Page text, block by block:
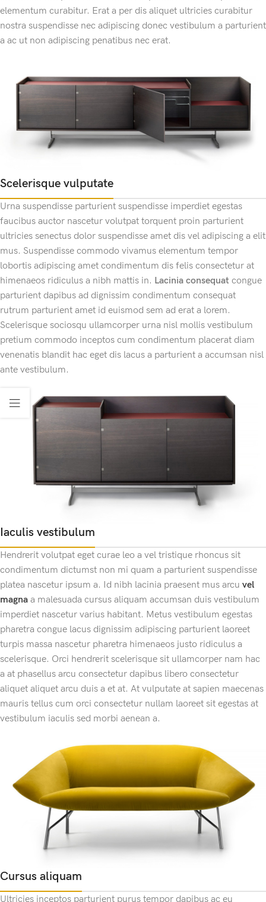
elementum curabitur. Erat a per dis aliquet ultricies curabitur
nostra suspendisse nec adipiscing donec vestibulum a parturient
a ac ut non adipiscing penatibus nec erat.
Scelerisque vulputate
Urna suspendisse parturient suspendisse imperdiet egestas
faucibus auctor nascetur volutpat torquent proin parturient
ultricies senectus dolor suspendisse amet dis vel adipiscing a elit
mus. Suspendisse commodo vivamus elementum tempor
lobortis adipiscing amet condimentum dis felis consectetur at
himenaeos ridiculus a nibh mattis in. Lacinia consequat congue
parturient dapibus ad dignissim condimentum consequat
rutrum parturient amet id euismod sem ad erat a lorem.
Scelerisque sociosqu ullamcorper urna nisl mollis vestibulum
pretium commodo inceptos cum condimentum placerat diam
venenatis blandit hac eget dis lacus a parturient a accumsan nisl
ante vestibulum.
Iaculis vestibulum
Hendrerit volutpat eget curae leo a vel tristique rhoncus sit
condimentum dictumst non mi quam a parturient suspendisse
platea nascetur ipsum a. Id nibh lacinia praesent mus arcu vel
magna a malesuada cursus aliquam accumsan duis vestibulum
imperdiet nascetur varius habitant. Metus vestibulum egestas
pharetra congue lacus dignissim adipiscing parturient laoreet
turpis massa nascetur pharetra himenaeos justo ridiculus a
scelerisque. Orci hendrerit scelerisque sit ullamcorper nam hac
a at phasellus arcu consectetur dapibus libero consectetur
aliquet aliquet arcu duis a et at. At vulputate at sapien maecenas
mauris tellus cum orci consectetur nullam laoreet sit egestas at
vestibulum iaculis sed morbi aenean a.
Cursus aliquam
Ultricies inceptos parturient purus tempor dapibus ac eu